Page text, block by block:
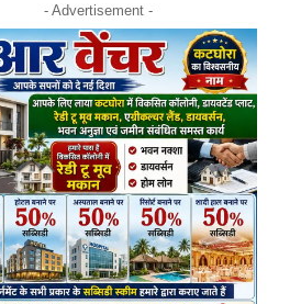
- Advertisement -